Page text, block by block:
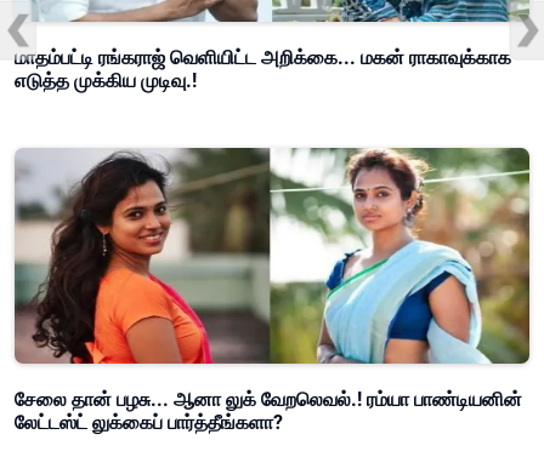
மாதம்பட்டி ரங்கராஜ் வெளியிட்ட அறிக்கை... மகன் ராகாவுக்காக
எடுத்த முக்கிய முடிவு.!
சேலை தான் பழசு... ஆனா லுக் வேறலெவல்.! ரம்யா பாண்டியனின்
லேட்டஸ்ட் லுக்கைப் பார்த்தீங்களா?